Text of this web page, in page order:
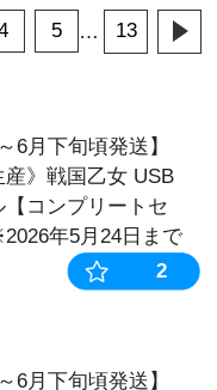
ウセツ
3 4
¥39,600